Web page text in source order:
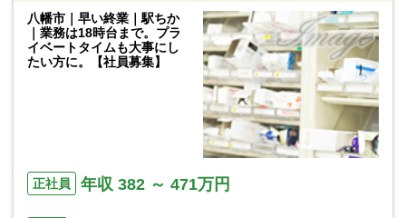
八幡市｜早い終業｜駅ちか
｜業務は18時台まで。プラ
イベートタイムも大事にし
たい方に。【社員募集】
正社員 年収 382 ～ 471万円